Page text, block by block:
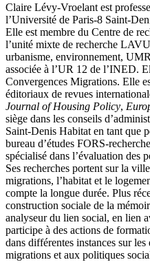
Claire Lévy-Vroelant est
l’Université de Paris-8 Saint-
Elle est membre du Centre de
l’unité mixte de recherche
urbanisme, environnement,
associée à l’UR 12 de l’INED.
Convergences Migrations. Elle
éditoriaux de revues
Journal of Housing Policy,
siège dans les conseils
Saint-Denis Habitat en tant que
bureau d’études FORS-
spécialisé dans l’évaluation des
Ses recherches portent sur la
migrations, l’habitat et le
compte la longue durée. Plus
construction sociale de la
analyseur du lien social, en lien
participe à des actions de
dans différentes instances sur
migrations et aux politiques